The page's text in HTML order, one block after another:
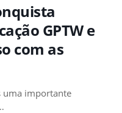
GPTW e
com as
uma importante